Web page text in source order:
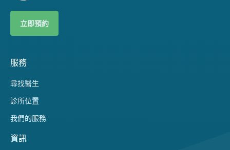
立即預約
服務
尋找醫生
診所位置
我們的服務
資訊